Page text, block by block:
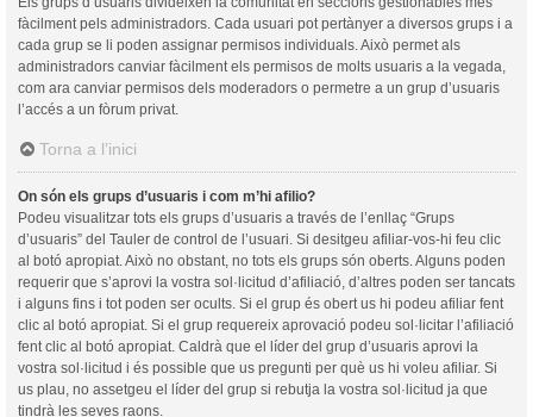
fàcilment pels administradors. Cada usuari pot pertànyer a diversos grups i a
cada grup se li poden assignar permisos individuals. Això permet als
administradors canviar fàcilment els permisos de molts usuaris a la vegada,
com ara canviar permisos dels moderadors o permetre a un grup d’usuaris
l’accés a un fòrum privat.
Torna a l’inici
On són els grups d’usuaris i com m’hi afilio?
Podeu visualitzar tots els grups d’usuaris a través de l’enllaç “Grups
d’usuaris” del Tauler de control de l’usuari. Si desitgeu afiliar-vos-hi feu clic
al botó apropiat. Això no obstant, no tots els grups són oberts. Alguns poden
requerir que s’aprovi la vostra sol·licitud d’afiliació, d’altres poden ser tancats
i alguns fins i tot poden ser ocults. Si el grup és obert us hi podeu afiliar fent
clic al botó apropiat. Si el grup requereix aprovació podeu sol·licitar l’afiliació
fent clic al botó apropiat. Caldrà que el líder del grup d’usuaris aprovi la
vostra sol·licitud i és possible que us pregunti per què us hi voleu afiliar. Si
us plau, no assetgeu el líder del grup si rebutja la vostra sol·licitud ja que
tindrà les seves raons.